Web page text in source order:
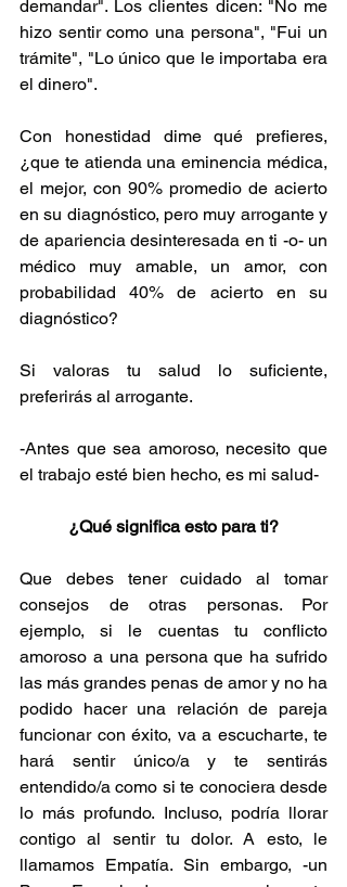
demandar". Los clientes dicen: "No me
hizo sentir como una persona", "Fui un
trámite", "Lo único que le importaba era
el dinero".
Con honestidad dime qué prefieres,
¿que te atienda una eminencia médica,
el mejor, con 90% promedio de acierto
en su diagnóstico, pero muy arrogante y
de apariencia desinteresada en ti -o- un
médico muy amable, un amor, con
probabilidad 40% de acierto en su
diagnóstico?
Si valoras tu salud lo suficiente,
preferirás al arrogante.
-Antes que sea amoroso, necesito que
el trabajo esté bien hecho, es mi salud-
¿Qué significa esto para ti?
Que debes tener cuidado al tomar
consejos de otras personas. Por
ejemplo, si le cuentas tu conflicto
amoroso a una persona que ha sufrido
las más grandes penas de amor y no ha
podido hacer una relación de pareja
funcionar con éxito, va a escucharte, te
hará sentir único/a y te sentirás
entendido/a como si te conociera desde
lo más profundo. Incluso, podría llorar
contigo al sentir tu dolor. A esto, le
llamamos Empatía. Sin embargo, -un